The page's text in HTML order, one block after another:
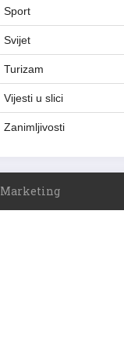
Sport
Svijet
Turizam
Vijesti u slici
Zanimljivosti
Marketing